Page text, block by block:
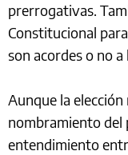
prerrogativas.
Constitucional
son acordes o no
Aunque la
nombramiento
entendimiento